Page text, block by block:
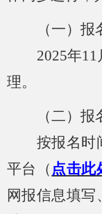
（一）报
2025年11
理。
（二）报
按报名时
平台
（ 点击此
网报信息填写